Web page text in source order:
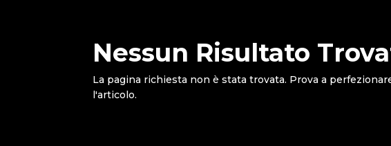
Nessun Risultato
La pagina richiesta non è stata trovata. Prova a
l'articolo.